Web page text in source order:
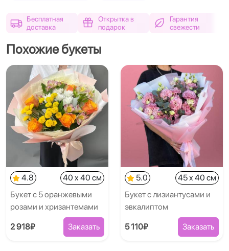
Бесплатная
доставка
Открытка в
подарок
Гарантия
свежести
Похожие букеты
4.8
40 x 40 см
Букет с 5 оранжевыми
розами и хризантемами
2 918₽ Заказать
5.0
45 x 40 см
Букет с лизиантусами и
эвкалиптом
5 110₽ Заказать